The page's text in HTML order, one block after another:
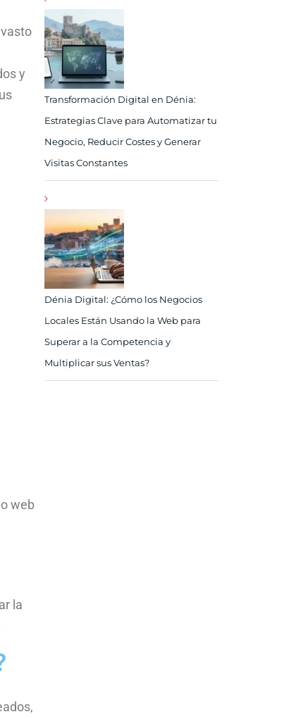
y
web
la
Transformación Digital en Dénia:
Estrategias Clave para Automatizar tu
Negocio, Reducir Costes y Generar
Visitas Constantes
Dénia Digital: ¿Cómo los Negocios
Locales Están Usando la Web para
Superar a la Competencia y
Multiplicar sus Ventas?